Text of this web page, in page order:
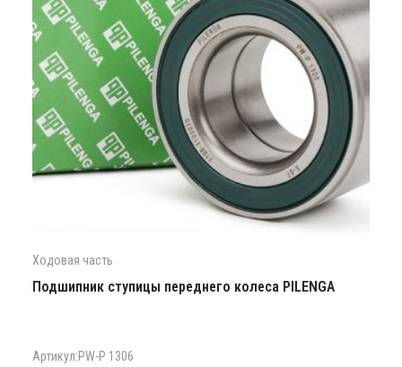
Ходовая часть
Подшипник ступицы переднего колеса PILENGA
Артикул:PW-P 1306